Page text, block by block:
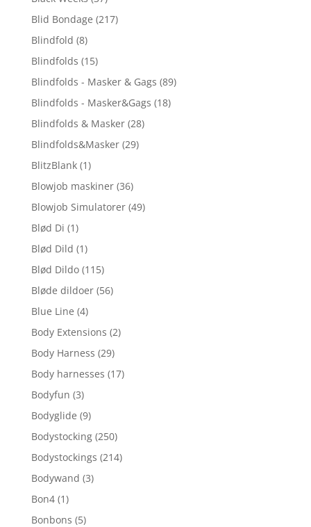
Blid Bondage (217)
Blindfold (8)
Blindfolds (15)
Blindfolds - Masker & Gags (89)
Blindfolds - Masker&Gags (18)
Blindfolds & Masker (28)
Blindfolds&Masker (29)
BlitzBlank (1)
Blowjob maskiner (36)
Blowjob Simulatorer (49)
Blød Di (1)
Blød Dild (1)
Blød Dildo (115)
Bløde dildoer (56)
Blue Line (4)
Body Extensions (2)
Body Harness (29)
Body harnesses (17)
Bodyfun (3)
Bodyglide (9)
Bodystocking (250)
Bodystockings (214)
Bodywand (3)
Bon4 (1)
Bonbons (5)